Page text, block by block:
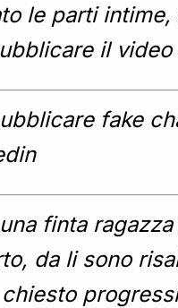
le parti
il
fake
finta
da li sono